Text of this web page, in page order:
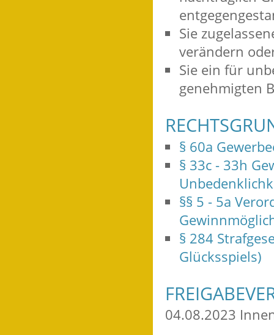
Sie
verändern
Sie ein für
genehmigten
§ 60a
§ 33c - 33h
§§ 5 - 5a
§ 284
Glücksspiels)
04.08.2023